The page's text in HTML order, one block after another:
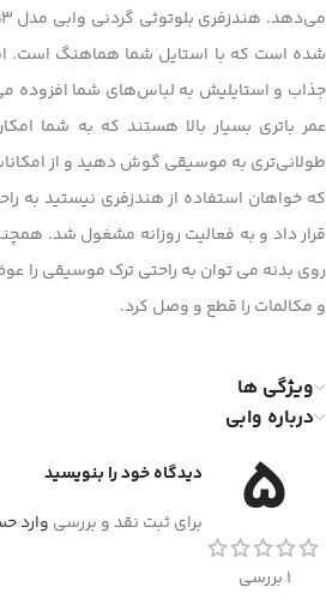
شده است که با استایل شما هماهنگ است.
جذاب و استایلیش به لباس‌های شما افزوده
عمر باتری بسیار بالا هستند که به شما
طولانی‌تری به موسیقی گوش دهید و از
که خواهان استفاده از هندزفری نیستید به
قرار داد و به فعالیت روزانه مشغول شد.
روی بدنه می توان به راحتی ترک موسیقی را
و مکالمات را قطع و وصل کرد.
ویژگی ها
درباره وابی
5
1 بررسی
دیدگاه خود را بنویسید
برای ثبت نقد و بررسی وارد